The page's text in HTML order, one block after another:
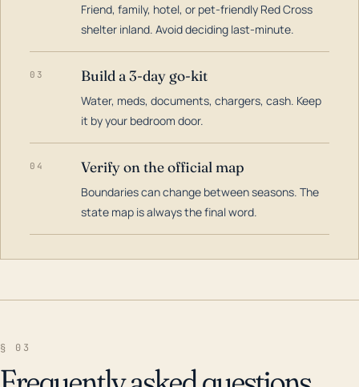
Friend, family, hotel, or pet-friendly Red Cross
shelter inland. Avoid deciding last-minute.
03 Build a 3-day go-kit
Water, meds, documents, chargers, cash. Keep
it by your bedroom door.
04 Verify on the official map
Boundaries can change between seasons. The
state map is always the final word.
§ 03